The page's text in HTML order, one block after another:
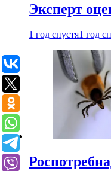
Эксперт
1 год спустя1 год